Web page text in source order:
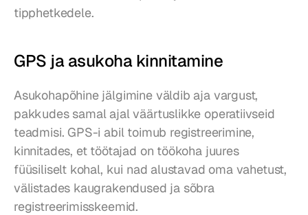
tipphetkedele.
GPS ja asukoha kinnitamine
Asukohapõhine jälgimine väldib aja vargust,
pakkudes samal ajal väärtuslikke operatiivseid
teadmisi. GPS-i abil toimub registreerimine,
kinnitades, et töötajad on töökoha juures
füüsiliselt kohal, kui nad alustavad oma vahetust,
välistades kaugrakendused ja sõbra
registreerimisskeemid.